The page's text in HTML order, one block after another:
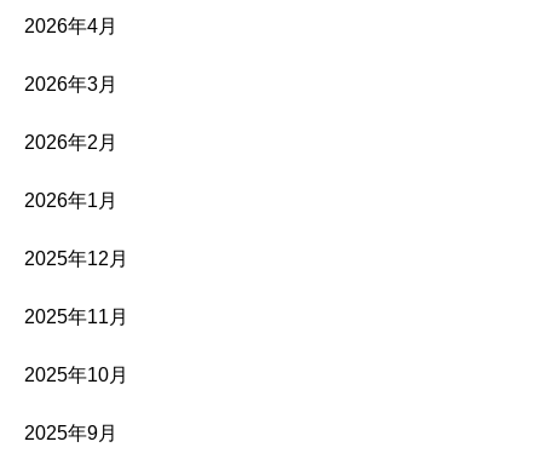
2026年4月
2026年3月
2026年2月
2026年1月
2025年12月
2025年11月
2025年10月
2025年9月